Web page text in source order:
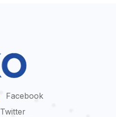
Facebook
Twitter